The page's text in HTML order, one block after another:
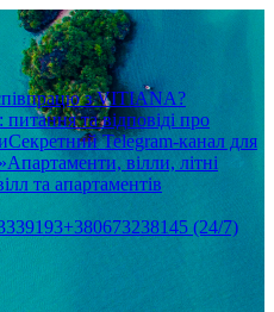
з VITIANA?
та відповіді про
Секретний Telegram-канал для
Апартаменти, вілли, літні
та апартаментів
+380673238145 (24/7)